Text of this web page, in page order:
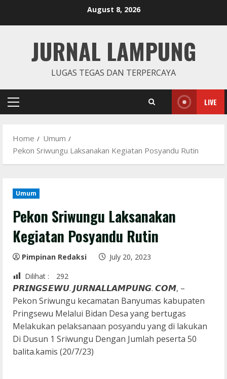
August 8, 2026
JURNAL LAMPUNG
LUGAS TEGAS DAN TERPERCAYA
Primary
LIVE
Home
Umum
Pekon Sriwungu Laksanakan Kegiatan Posyandu Rutin
Umum
Pekon Sriwungu Laksanakan
Kegiatan Posyandu Rutin
Pimpinan Redaksi
July 20, 2023
Dilihat :
292
𝙋𝙍𝙄𝙉𝙂𝙎𝙀𝙒𝙐. 𝙅𝙐𝙍𝙉𝘼𝙇𝙇𝘼𝙈𝙋𝙐𝙉𝙂. 𝘾𝙊𝙈, –
Pekon Sriwungu kecamatan Banyumas kabupaten
Pringsewu Melalui Bidan Desa yang bertugas
Melakukan pelaksanaan posyandu yang di lakukan
Di Dusun 1 Sriwungu Dengan Jumlah peserta 50
balita.kamis (20/7/23)